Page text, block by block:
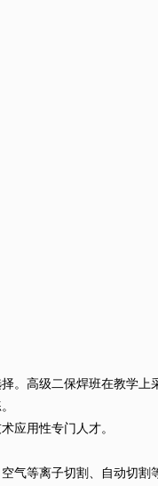
高级二保焊班在教学上
应用性专门人才。
等离子切割、自动切割